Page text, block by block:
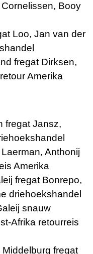
Booy
Loo, Jan van der
fregat Dirksen,
Amerika
fregat Jansz,
Anthonij
Amerika
fregat Bonrepo,
driehoekshandel
snauw
Afrika retourreis
fregat